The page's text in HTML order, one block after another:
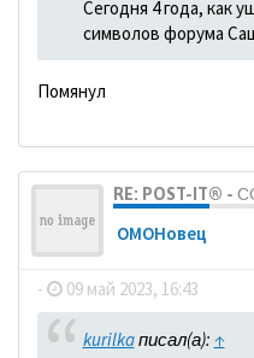
Сегодня 4 года, как
символов форума
Помянул
RE: POST-IT®
ОМОНовец
- 09 май 2023, 16:43
kurilkaписал(а): ↑